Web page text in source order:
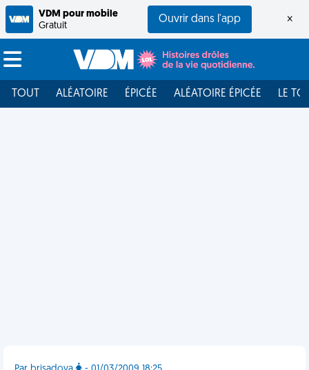
VDM pour mobile
Gratuit
Ouvrir dans l'app ×
TOUT ALÉATOIRE ÉPICÉE ALÉATOIRE ÉPICÉE LE